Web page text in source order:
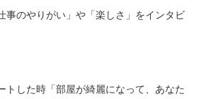
事のやりがい」や「楽しさ」をインタビ
トした時「部屋が綺麗になって、あなた